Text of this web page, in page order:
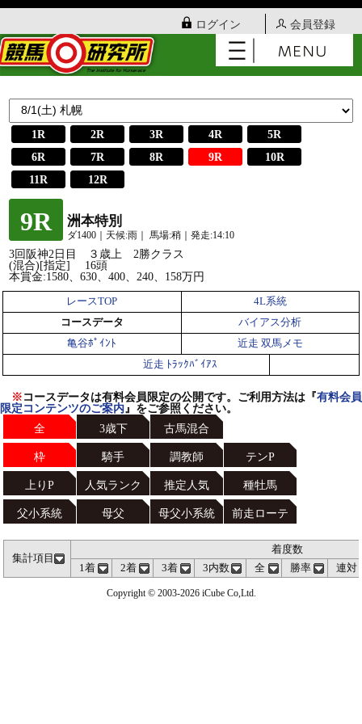
ログイン 会員登録
1R 2R 3R 4R
5R
6R
7R 8R 9R
10R
11R
12R
9R 洲本特別
ダ1400｜天候:雨｜ 馬場:稍｜発走:14:10
3回阪神2日目 ３歳上 2勝クラス
(混合)[指定] 16頭
本賞金:1580、630、400、240、158万円
レースTOP
4L系統
コースデータ
バイアス分析
亀谷ﾎﾟｲﾝﾄ
近走 双馬メモ
近走 ﾄﾗｯｸﾊﾞｲｱｽ
※ コースデータは有料会員限定の公開です。ご利用方法は『有料会員
限定コンテンツのご案内 』をご参照ください。
全
3歳下 古馬混合
枠 騎手 調教師 テンP
上りP 人気ランク 推定人気 種牡馬
父小系統 母父 母父小系統 前走ローテ
集計項目
着度数
1着
2着 3着 3内数 全 勝率 連対
Copyright © 2003-2026 iCube Co,Ltd.